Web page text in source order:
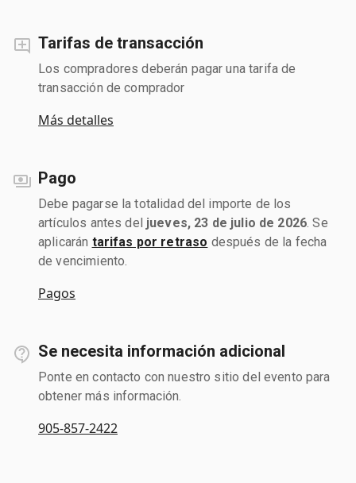
Tarifas de transacción
Los compradores deberán pagar una tarifa de
transacción de comprador
Más detalles
Pago
Debe pagarse la totalidad del importe de los
artículos antes del jueves, 23 de julio de 2026 . Se
aplicarán tarifas por retraso después de la fecha
de vencimiento.
Pagos
Se necesita información adicional
Ponte en contacto con nuestro sitio del evento para
obtener más información.
905-857-2422